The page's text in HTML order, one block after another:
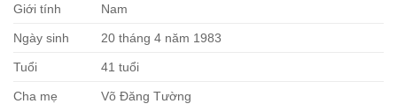
Giới tính Nam
Ngày sinh 20 tháng 4 năm 1983
Tuổi 41 tuổi
Cha mẹ Võ Đăng Tường